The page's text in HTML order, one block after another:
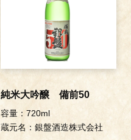
純米大吟醸 備前50
容量：720ml
蔵元名：銀盤酒造株式会社